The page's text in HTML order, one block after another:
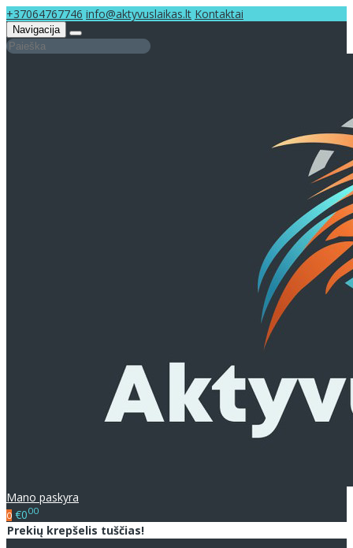
+37064767746 info@aktyvuslaikas.lt Kontaktai
Navigacija
Mano paskyra
0 €000
Prekių krepšelis tuščias!